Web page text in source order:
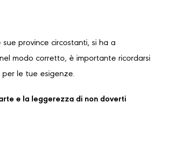
province circostanti, si ha a
modo corretto, è importante ricordarsi
le tue esigenze.
e la leggerezza di non doverti